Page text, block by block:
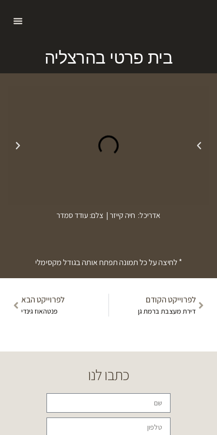
בית פרטי בהרצליה
אדריכל: חיה קייזר | צלם: עודד סמדר
* לחיצה על כל תמונה תפתח אותה בגודל מקסימלי
לפרוייקט הקודם
דירת מעצבת ברמת גן
לפרוייקט הבא
פנטהאוז גינדי
כתבו לנו